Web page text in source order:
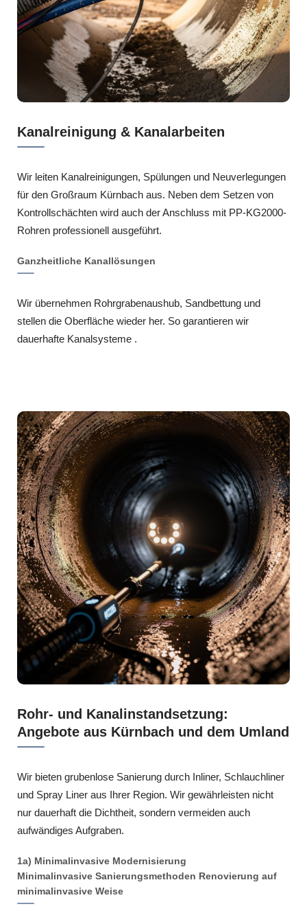
Kanalreinigung & Kanalarbeiten
Wir leiten Kanalreinigungen, Spülungen und Neuverlegungen
für den Großraum Kürnbach aus. Neben dem Setzen von
Kontrollschächten wird auch der Anschluss mit PP-KG2000-
Rohren professionell ausgeführt.
Ganzheitliche Kanallösungen
Wir übernehmen Rohrgrabenaushub, Sandbettung und
stellen die Oberfläche wieder her. So garantieren wir
dauerhafte Kanalsysteme .
Rohr- und Kanalinstandsetzung:
Angebote aus Kürnbach und dem Umland
Wir bieten grubenlose Sanierung durch Inliner, Schlauchliner
und Spray Liner aus Ihrer Region. Wir gewährleisten nicht
nur dauerhaft die Dichtheit, sondern vermeiden auch
aufwändiges Aufgraben.
1a) Minimalinvasive Modernisierung
Minimalinvasive Sanierungsmethoden Renovierung auf
minimalinvasive Weise